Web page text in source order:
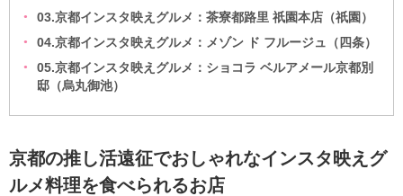
03.京都インスタ映えグルメ：茶寮都路里 祇園本店（祇園）
04.京都インスタ映えグルメ：メゾン ド フルージュ（四条）
05.京都インスタ映えグルメ：ショコラ ベルアメール京都別
邸（烏丸御池）
京都の推し活遠征でおしゃれなインスタ映えグ
ルメ料理を食べられるお店